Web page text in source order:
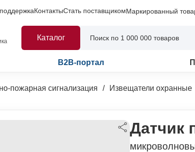
КонтактыСтать поставщикомМаркированный
Каталог
B2B-портал
пожарная сигнализация Извещатели охранные
Датчик